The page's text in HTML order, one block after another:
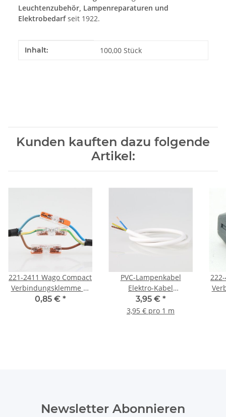
Leuchtenzubehör, Lampenreparaturen und
Elektrobedarfseit 1922.
Produkteigenschaft
Wert
Inhalt: 100,00 Stück
Kunden kauften dazu folgende
Artikel:
221-2411 Wago Compact
Verbindungsklemme 1-
polig für alle
0,85 € *
PVC-Lampenkabel
Elektro-Kabel
Stromkabel weiß 3-adrig,
3Gx0,75mm² mit
3,95 € *
3,95 € pro 1 m
Newsletter Abonnieren